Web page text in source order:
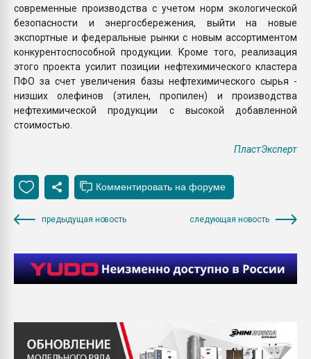
современные производства с учетом норм экологической
безопасности и энергосбережения, выйти на новые
экспортные и федеральные рынки с новым ассортиментом
конкурентоспособной продукции. Кроме того, реализация
этого проекта усилит позиции нефтехимического кластера
ПФО за счет увеличения базы нефтехимического сырья -
низших олефинов (этилен, пропилен) и производства
нефтехимической продукции с высокой добавленной
стоимостью.
ПластЭксперт
предыдущая новость следующая новость